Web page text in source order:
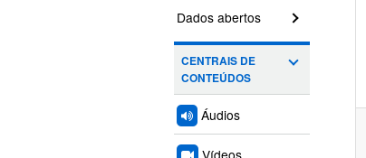
Dados abertos
CENTRAIS DE
CONTEÚDOS
Áudios